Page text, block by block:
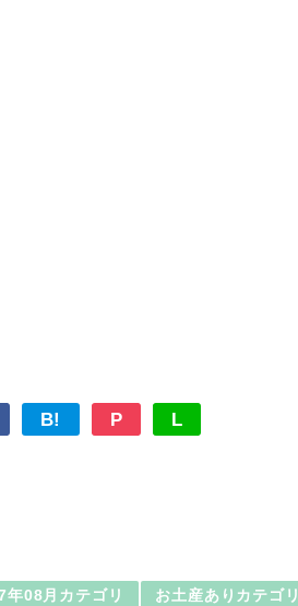
B! P L
年08月カテゴリ お土産ありカテゴリ